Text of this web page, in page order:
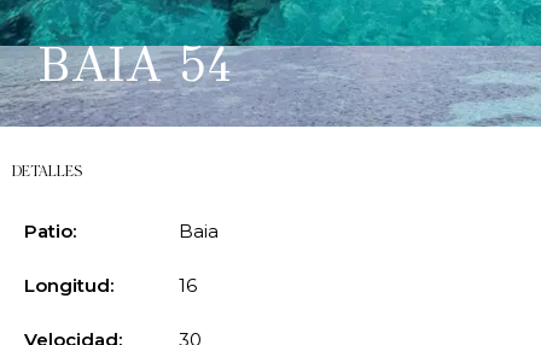
BAIA 54
DETALLES
Patio: Baia
Longitud: 16
Velocidad: 30